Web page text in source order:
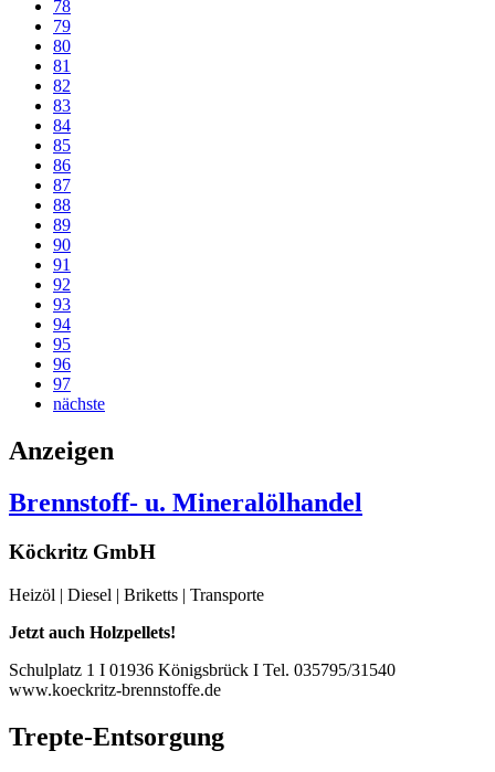
78
79
80
81
82
83
84
85
86
87
88
89
90
91
92
93
94
95
96
97
nächste
Anzeigen
Brennstoff- u. Mineralölhandel
Köckritz GmbH
Heizöl | Diesel | Briketts | Transporte
Jetzt auch Holzpellets!
Schulplatz 1 I 01936 Königsbrück I Tel. 035795/31540
www.koeckritz-brennstoffe.de
Trepte-Entsorgung